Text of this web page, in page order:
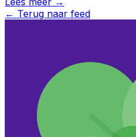
← Terug naar feed